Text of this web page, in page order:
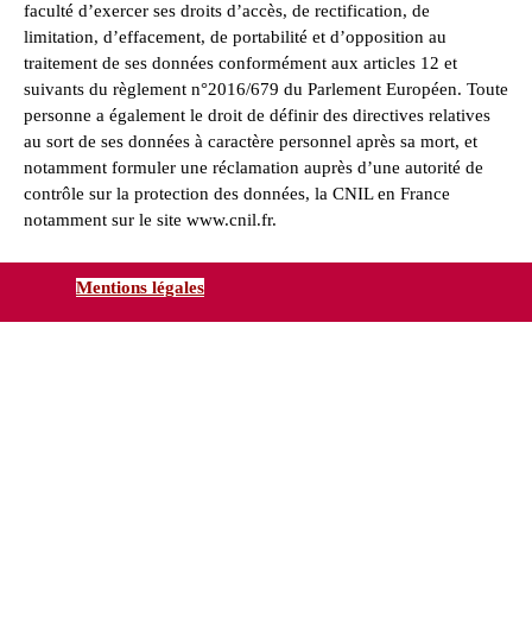
faculté d’exercer ses droits d’accès, de rectification, de
limitation, d’effacement, de portabilité et d’opposition au
traitement de ses données conformément aux articles 12 et
suivants du règlement n°2016/679 du Parlement Européen. Toute
personne a également le droit de définir des directives relatives
au sort de ses données à caractère personnel après sa mort, et
notamment formuler une réclamation auprès d’une autorité de
contrôle sur la protection des données, la CNIL en France
notamment sur le site www.cnil.fr.
Mentions légales